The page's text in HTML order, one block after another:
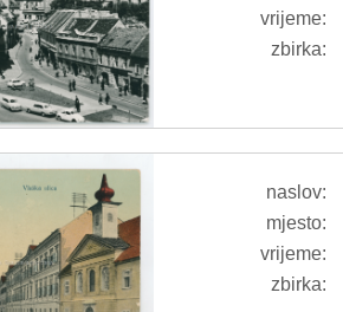
vrijeme:
zbirka:
naslov:
mjesto:
vrijeme:
zbirka: